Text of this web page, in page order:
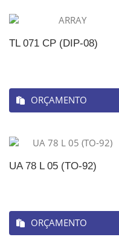
TL 071 CP (DIP-08)
ORÇAMENTO
UA 78 L 05 (TO-92)
ORÇAMENTO